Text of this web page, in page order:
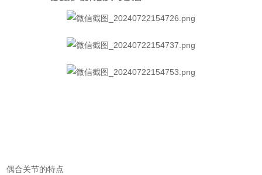
偶合关节的特点